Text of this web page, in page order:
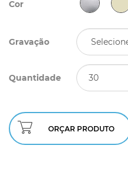
Cor
Gravação
Quantidade
ORÇAR PRODUTO